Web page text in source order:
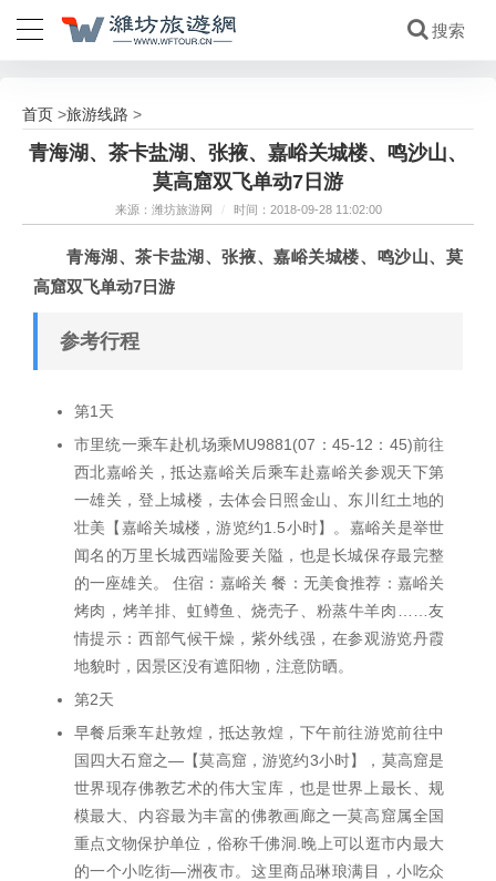
首页 >旅游线路 >
青海湖、茶卡盐湖、张掖、嘉峪关城楼、鸣沙山、
莫高窟双飞单动7日游
来源：潍坊旅游网 / 时间：2018-09-28 11:02:00
青海湖、茶卡盐湖、张掖、嘉峪关城楼、鸣沙山、莫
高窟双飞单动7日游
参考行程
第1天
市里统一乘车赴机场乘MU9881(07：45-12：45)前往
西北嘉峪关，抵达嘉峪关后乘车赴嘉峪关参观天下第
一雄关，登上城楼，去体会日照金山、东川红土地的
壮美【嘉峪关城楼，游览约1.5小时】。嘉峪关是举世
闻名的万里长城西端险要关隘，也是长城保存最完整
的一座雄关。 住宿：嘉峪关 餐：无美食推荐：嘉峪关
烤肉，烤羊排、虹鳟鱼、烧壳子、粉蒸牛羊肉……友
情提示：西部气候干燥，紫外线强，在参观游览丹霞
地貌时，因景区没有遮阳物，注意防晒。
第2天
早餐后乘车赴敦煌，抵达敦煌，下午前往游览前往中
国四大石窟之—【莫高窟，游览约3小时】，莫高窟是
世界现存佛教艺术的伟大宝库，也是世界上最长、规
模最大、内容最为丰富的佛教画廊之一莫高窟属全国
重点文物保护单位，俗称千佛洞.晚上可以逛市内最大
的一个小吃街―洲夜市。这里商品琳琅满目，小吃众